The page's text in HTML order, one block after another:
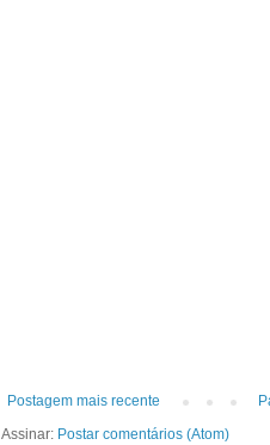
Postagem mais recente
Assinar: Postar comentários (Atom)